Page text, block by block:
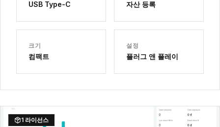
USB Type-C 자산 등록
크기
컴팩트
설정
플러그 앤 플레이
1 라이선스